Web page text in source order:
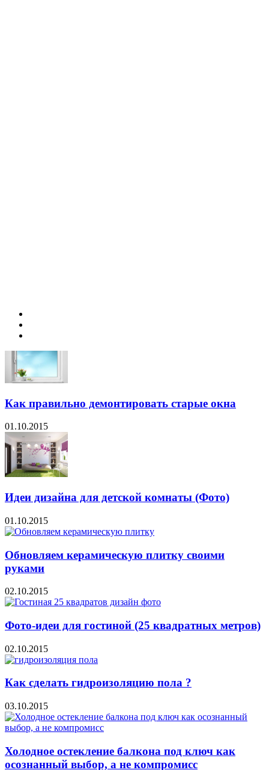
Как правильно демонтировать старые окна
01.10.2015
Идеи дизайна для детской комнаты (Фото)
01.10.2015
Обновляем керамическую плитку своими
руками
02.10.2015
Фото-идеи для гостиной (25 квадратных метров)
02.10.2015
Как сделать гидроизоляцию пола ?
03.10.2015
Холодное остекление балкона под ключ как
осознанный выбор, а не компромисс